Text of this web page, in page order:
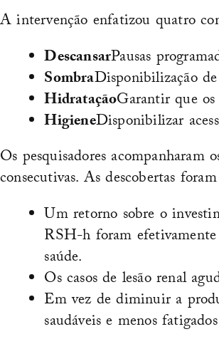
A intervenção enfatizou quatro
DescansarPausas
SombraDisponibilização
HidrataçãoGarantir que os
HigieneDisponibilizar
Os pesquisadores acompanharam
consecutivas. As descobertas
Um retorno sobre o
RSH-h foram efetivamente
saúde.
Os casos de lesão renal
Em vez de diminuir a
saudáveis e menos